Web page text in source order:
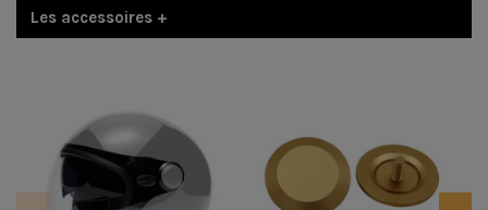
Les accessoires +